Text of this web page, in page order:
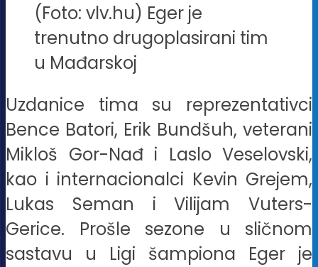
(Foto: vlv.hu) Eger je
trenutno drugoplasirani tim
u Mađarskoj
Uzdanice tima su reprezentativci
Bence Batori, Erik Bundšuh, veterani
Mikloš Gor-Nađ i Laslo Veselovski,
kao i internacionalci Kevin Grejem,
Lukas Seman i Vilijam Vuters-
Gerice. Prošle sezone u sličnom
sastavu u Ligi šampiona Eger je